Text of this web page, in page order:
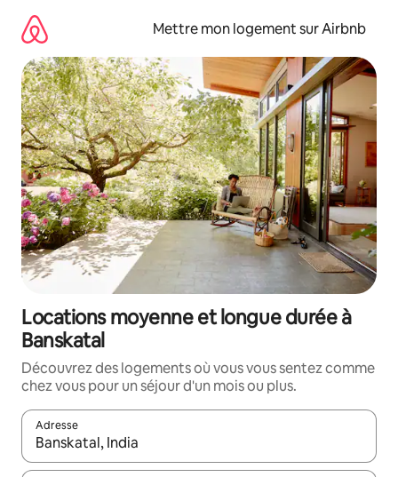
directement
contenu
Mettre mon logement sur Airbnb
Locations moyenne et longue durée à
Banskatal
Découvrez des logements où vous vous sentez comme
chez vous pour un séjour d'un mois ou plus.
Adresse
Lorsque les résultats s'affichent, utilisez les flèches vers le